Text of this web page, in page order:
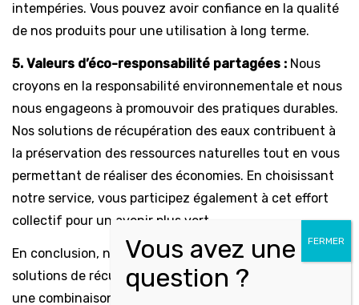
intempéries. Vous pouvez avoir confiance en la qualité
de nos produits pour une utilisation à long terme.
5. Valeurs d’éco-responsabilité partagées : Nous
croyons en la responsabilité environnementale et nous
nous engageons à promouvoir des pratiques durables.
Nos solutions de récupération des eaux contribuent à
la préservation des ressources naturelles tout en vous
permettant de réaliser des économies. En choisissant
notre service, vous participez également à cet effort
collectif pour un avenir plus vert.
En conclusion, notre service de fournisseur de
solutions de récupération et d’utilisation des eaux offre
une combinaison unique de conseils personnalisés, de